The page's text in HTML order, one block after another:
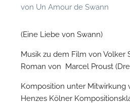
von Un Amour de Swann
(Eine Liebe von Swann)
Musik zu dem Film von Volker
Roman von Marcel Proust
Komposition unter Mitwirkung
Henzes Kölner